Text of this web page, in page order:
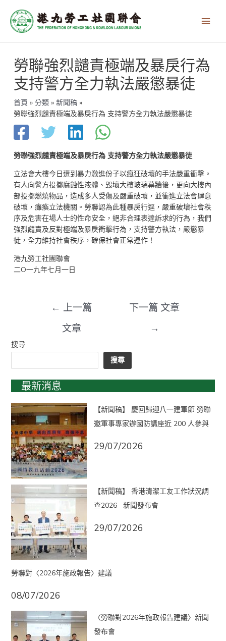
勞聯強烈譴責極端及暴戾行為
支持警方全力執法嚴懲暴徒
首頁 分類
新聞稿
勞聯強烈譴責極端及暴戾行為 支持警方全力執法嚴懲暴徒
勞聯強烈譴責極端及暴戾行為 支持警方全力執法嚴懲暴徒
立法會大樓今日遭到暴力激進份子以瘋狂破壞的手法嚴重衝擊。
有人向警方投擲腐蝕性液體、毀壞大樓玻璃幕牆後，更向大樓內
部投擲燃燒物品，造成多人受傷及嚴重破壞，並衝進立法會肆意
破壞，癱瘓立法機關。勞聯認為此種暴戾行逕，嚴重破壞社會秩
序及危害在場人士的性命安全，絕非合理表達訴求的行為，我們
強烈譴責及反對極端及暴戾衝擊行為，支持警方執法，嚴懲暴
徒，全力維持社會秩序，確保社會正常運作！
港九勞工社團聯會
二O一九年七月一日
章
導
覽
← 上一篇
文章
下一篇 文章
→
搜尋
搜尋
最新消息
【新聞稿】 慶回歸迎八一建軍節 勞聯
邀軍事專家辦國防講座近 200 人參與
29/07/2026
【新聞稿】 香港清潔工友工作狀況調
查2026 新聞發布會
29/07/2026
勞聯對〈2026年施政報告〉建議
08/07/2026
〈勞聯對2026年施政報告建議〉新聞
發布會